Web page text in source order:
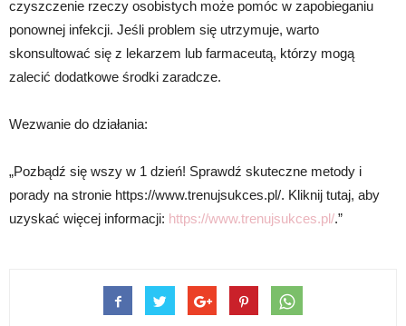
czyszczenie rzeczy osobistych może pomóc w zapobieganiu
ponownej infekcji. Jeśli problem się utrzymuje, warto
skonsultować się z lekarzem lub farmaceutą, którzy mogą
zalecić dodatkowe środki zaradcze.
Wezwanie do działania:
„Pozbądź się wszy w 1 dzień! Sprawdź skuteczne metody i
porady na stronie https://www.trenujsukces.pl/. Kliknij tutaj, aby
uzyskać więcej informacji: https://www.trenujsukces.pl/.”